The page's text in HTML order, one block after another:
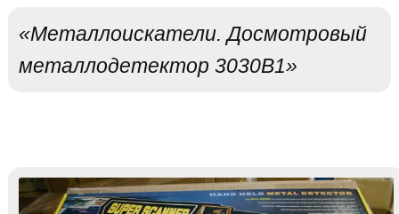
«Металлоискатели. Досмотровый
металлодетектор 3030B1»